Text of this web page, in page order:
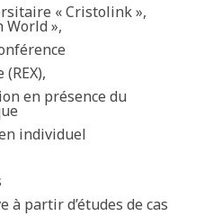
« Cristolink »,
World »,
en présence du
individuel
à partir d’études de cas